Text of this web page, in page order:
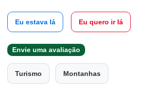
Eu estava lá Eu quero ir lá
Envie uma avaliação
Turismo Montanhas